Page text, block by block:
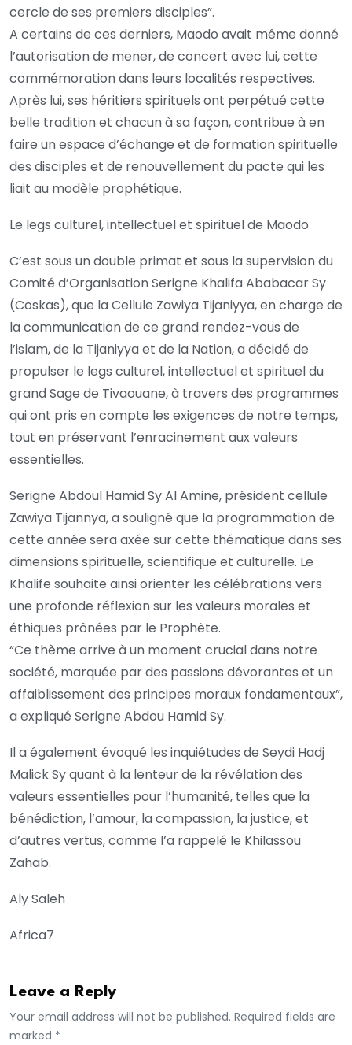
cercle de ses premiers disciples”.
A certains de ces derniers, Maodo avait même donné
l’autorisation de mener, de concert avec lui, cette
commémoration dans leurs localités respectives.
Après lui, ses héritiers spirituels ont perpétué cette
belle tradition et chacun à sa façon, contribue à en
faire un espace d’échange et de formation spirituelle
des disciples et de renouvellement du pacte qui les
liait au modèle prophétique.
Le legs culturel, intellectuel et spirituel de Maodo
C’est sous un double primat et sous la supervision du
Comité d’Organisation Serigne Khalifa Ababacar Sy
(Coskas), que la Cellule Zawiya Tijaniyya, en charge de
la communication de ce grand rendez-vous de
l’islam, de la Tijaniyya et de la Nation, a décidé de
propulser le legs culturel, intellectuel et spirituel du
grand Sage de Tivaouane, à travers des programmes
qui ont pris en compte les exigences de notre temps,
tout en préservant l’enracinement aux valeurs
essentielles.
Serigne Abdoul Hamid Sy Al Amine, président cellule
Zawiya Tijannya, a souligné que la programmation de
cette année sera axée sur cette thématique dans ses
dimensions spirituelle, scientifique et culturelle. Le
Khalife souhaite ainsi orienter les célébrations vers
une profonde réflexion sur les valeurs morales et
éthiques prônées par le Prophète.
“Ce thème arrive à un moment crucial dans notre
société, marquée par des passions dévorantes et un
affaiblissement des principes moraux fondamentaux”,
a expliqué Serigne Abdou Hamid Sy.
Il a également évoqué les inquiétudes de Seydi Hadj
Malick Sy quant à la lenteur de la révélation des
valeurs essentielles pour l’humanité, telles que la
bénédiction, l’amour, la compassion, la justice, et
d’autres vertus, comme l’a rappelé le Khilassou
Zahab.
Aly Saleh
Africa7
Leave a Reply
Your email address will not be published. Required fields are
marked *